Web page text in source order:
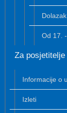
Od 17.
Za posjetitelje
Informacije o
Izleti